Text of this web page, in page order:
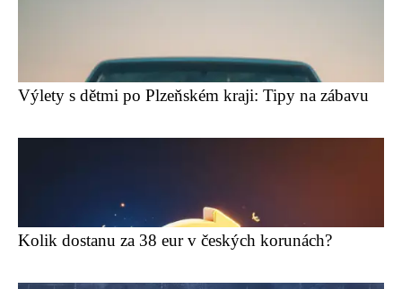
Výlety s dětmi po Plzeňském kraji: Tipy na zábavu
Kolik dostanu za 38 eur v českých korunách?